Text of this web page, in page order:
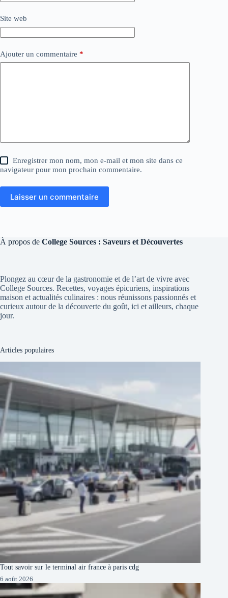
Site web
Ajouter un commentaire *
Enregistrer mon nom, mon e-mail et mon site dans ce
navigateur pour mon prochain commentaire.
Laisser un commentaire
À propos de College Sources : Saveurs et Découvertes
Plongez au cœur de la gastronomie et de l’art de vivre avec
College Sources. Recettes, voyages épicuriens, inspirations
maison et actualités culinaires : nous réunissons passionnés et
curieux autour de la découverte du goût, ici et ailleurs, chaque
jour.
Articles populaires
Tout savoir sur le terminal air france à paris cdg
6 août 2026